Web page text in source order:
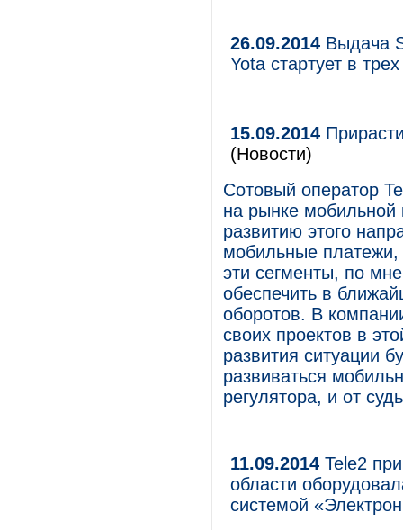
26.09.2014 Выдача
Yota стартует в
15.09.2014
(Новости)
Сотовый оператор
на рынке мобильной
развитию этого
мобильные
эти сегменты, по
обеспечить в
оборотов. В
своих проектов в
развития ситуации
развиваться
регулятора, и от
11.09.2014 Tele2
области
системой